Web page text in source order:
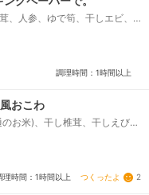
、人参、ゆで筍、干しエビ、
、おろし生姜、●しょうゆ、●
調理時間：1時間以上
おこわ
お米)、干し椎茸、干しえび、
じん、焼き豚、ごま油、●
理時間：1時間以上 つくったよ 2